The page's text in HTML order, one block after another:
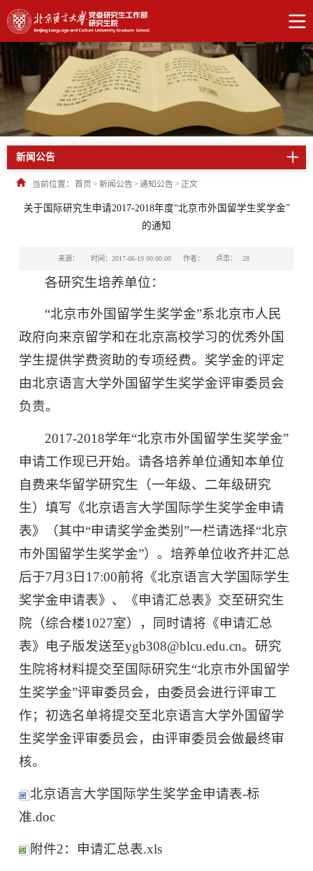
新闻公告
当前位置： 首页 > 新闻公告> 通知公告 > 正文
关于国际研究生申请2017-2018年度“北京市外国留学生奖学金”
的通知
来源： 时间：2017-06-19 00:00:00 作者： 点击： 28
各研究生培养单位：
“北京市外国留学生奖学金”系北京市人民
政府向来京留学和在北京高校学习的优秀外国
学生提供学费资助的专项经费。奖学金的评定
由北京语言大学外国留学生奖学金评审委员会
负责。
2017-2018学年“北京市外国留学生奖学金”
申请工作现已开始。请各培养单位通知本单位
自费来华留学研究生（一年级、二年级研究
生）填写《北京语言大学国际学生奖学金申请
表》（其中“申请奖学金类别”一栏请选择“北京
市外国留学生奖学金”）。培养单位收齐并汇总
后于7月3日17:00前将《北京语言大学国际学生
奖学金申请表》、《申请汇总表》交至研究生
院（综合楼1027室），同时请将《申请汇总
表》电子版发送至ygb308@blcu.edu.cn。研究
生院将材料提交至国际研究生“北京市外国留学
生奖学金”评审委员会，由委员会进行评审工
作；初选名单将提交至北京语言大学外国留学
生奖学金评审委员会，由评审委员会做最终审
核。
北京语言大学国际学生奖学金申请表-标
准.doc
附件2：申请汇总表.xls